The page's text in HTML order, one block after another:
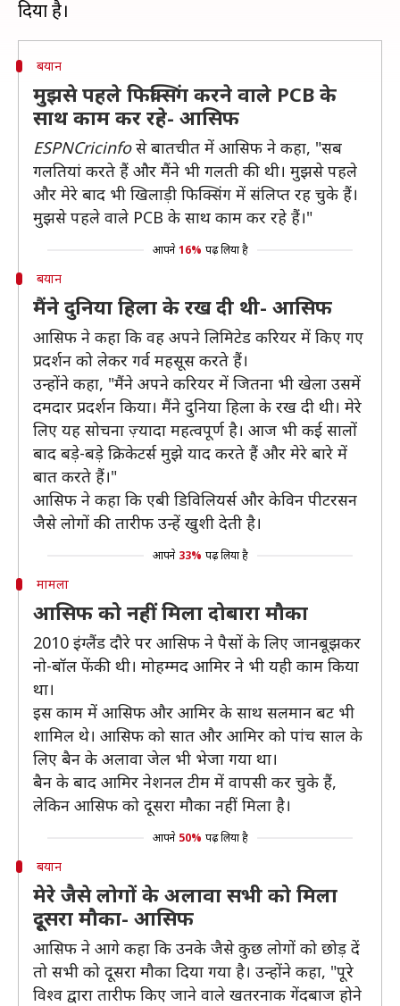
बयान
मुझसे पहले फिक्सिंग करने वाले PCB के
साथ काम कर रहे- आसिफ
ESPNCricinfoसे बातचीत में आसिफ ने कहा, "सब
गलतियां करते हैं और मैंने भी गलती की थी। मुझसे पहले
और मेरे बाद भी खिलाड़ी फिक्सिंग में संलिप्त रह चुके हैं।
मुझसे पहले वाले PCB के साथ काम कर रहे हैं।"
आपने 16% पढ़ लिया है
बयान
मैंने दुनिया हिला के रख दी थी- आसिफ
आसिफ ने कहा कि वह अपने लिमिटेड करियर में किए गए
प्रदर्शन को लेकर गर्व महसूस करते हैं।
उन्होंने कहा, "मैंने अपने करियर में जितना भी खेला उसमें
दमदार प्रदर्शन किया। मैंने दुनिया हिला के रख दी थी। मेरे
लिए यह सोचना ज़्यादा महत्वपूर्ण है। आज भी कई सालों
बाद बड़े-बड़े क्रिकेटर्स मुझे याद करते हैं और मेरे बारे में
बात करते हैं।"
आसिफ ने कहा कि एबी डिविलियर्स और केविन पीटरसन
जैसे लोगों की तारीफ उन्हें खुशी देती है।
आपने 33% पढ़ लिया है
मामला
आसिफ को नहीं मिला दोबारा मौका
2010 इंग्लैंड दौरे पर आसिफ ने पैसों के लिए जानबूझकर
नो-बॉल फेंकी थी। मोहम्मद आमिर ने भी यही काम किया
था।
इस काम में आसिफ और आमिर के साथ सलमान बट भी
शामिल थे। आसिफ को सात और आमिर को पांच साल के
लिए बैन के अलावा जेल भी भेजा गया था।
बैन के बाद आमिर नेशनल टीम में वापसी कर चुके हैं,
लेकिन आसिफ को दूसरा मौका नहीं मिला है।
आपने 50% पढ़ लिया है
बयान
मेरे जैसे लोगों के अलावा सभी को मिला
दूूसरा मौका- आसिफ
आसिफ ने आगे कहा कि उनके जैसे कुछ लोगों को छोड़ दें
तो सभी को दूसरा मौका दिया गया है। उन्होंने कहा, "पूरे
विश्व द्वारा तारीफ किए जाने वाले खतरनाक गेंदबाज होने